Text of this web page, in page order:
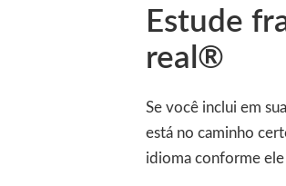
Estude
real®
Se você inclui em
está no caminho
idioma conforme